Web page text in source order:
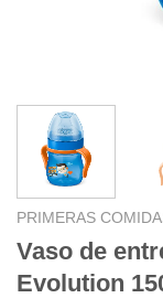
PRIMERAS
Vaso de
Evolution